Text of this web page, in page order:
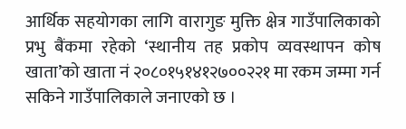
आर्थिक सहयोगका लागि वारागुङ मुक्ति क्षेत्र गाउँपालिकाको
प्रभु बैंकमा रहेको ‘स्थानीय तह प्रकोप व्यवस्थापन कोष
खाता’को खाता नं २०८०१५१४१२७००२२१ मा रकम जम्मा गर्न
सकिने गाउँपालिकाले जनाएको छ ।